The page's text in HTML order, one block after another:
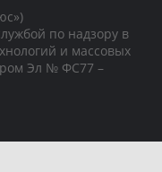
по надзору в
и массовых
Эл № ФС77 –